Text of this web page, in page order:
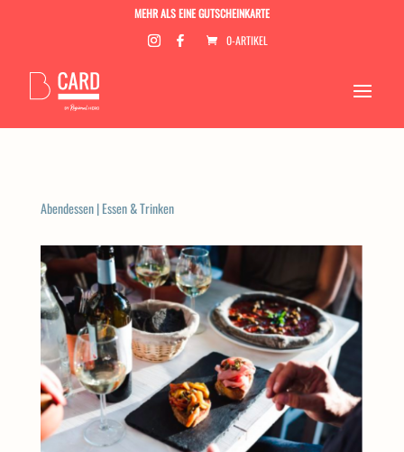
MEHR ALS EINE GUTSCHEINKARTE
0-ARTIKEL
Abendessen|Essen & Trinken